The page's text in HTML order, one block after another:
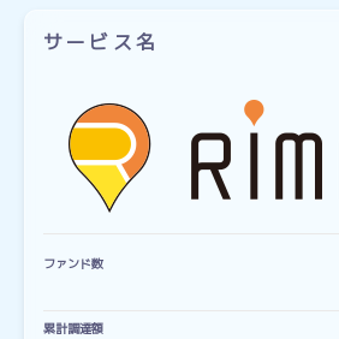
サービス名
ファンド数
累計調達額